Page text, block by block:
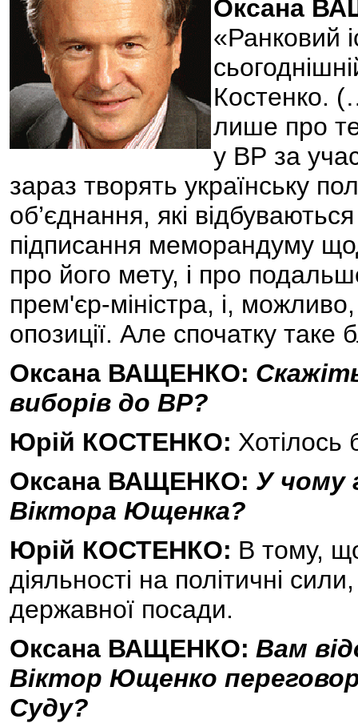
Оксана
«Ранковий
Костенко.
лише про
у ВР за
зараз творять українську
об’єднання, які
підписання меморандуму
про його мету, і про
прем'єр-міністра, і, можливо,
опозиції. Але спочатку таке
Оксана ВАЩЕНКО:
виборів до ВР?
Юрій КОСТЕНКО: Хотілось
Оксана ВАЩЕНКО: У чому
Віктора Ющенка?
Юрій КОСТЕНКО: В тому,
діяльності на політичні
державної посади.
Оксана ВАЩЕНКО: Вам
Віктор Ющенко
Суду?